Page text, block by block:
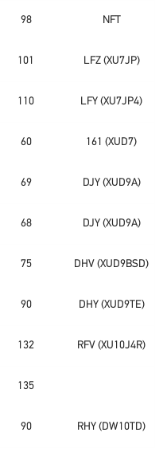
98 NFT
101 LFZ (XU7JP)
110 LFY (XU7JP4)
60 161 (XUD7)
69 DJY (XUD9A)
68 DJY (XUD9A)
75 DHV (XUD9BSD)
90 DHY (XUD9TE)
132 RFV (XU10J4R)
135
90 RHY (DW10TD)